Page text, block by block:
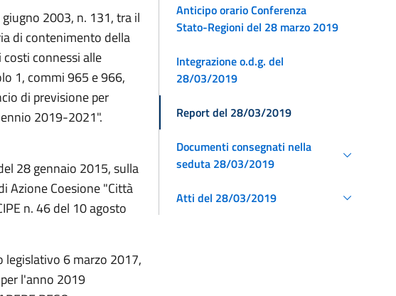
2003, n. 131, tra il
di contenimento della
connessi alle
1, commi 965 e 966,
di previsione per
2019-2021".
28 gennaio 2015, sulla
Azione Coesione "Città
n. 46 del 10 agosto
legislativo 6 marzo 2017,
l'anno 2019
Anticipo orario Conferenza
Stato-Regioni del 28 marzo 2019
Integrazione o.d.g. del
28/03/2019
Report del 28/03/2019
Documenti consegnati nella
seduta 28/03/2019
Atti del 28/03/2019